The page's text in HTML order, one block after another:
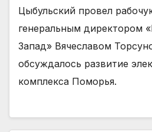
Цыбульский провел
генеральным директором
Запад» Вячеславом
обсуждалось развитие
комплекса Поморья.